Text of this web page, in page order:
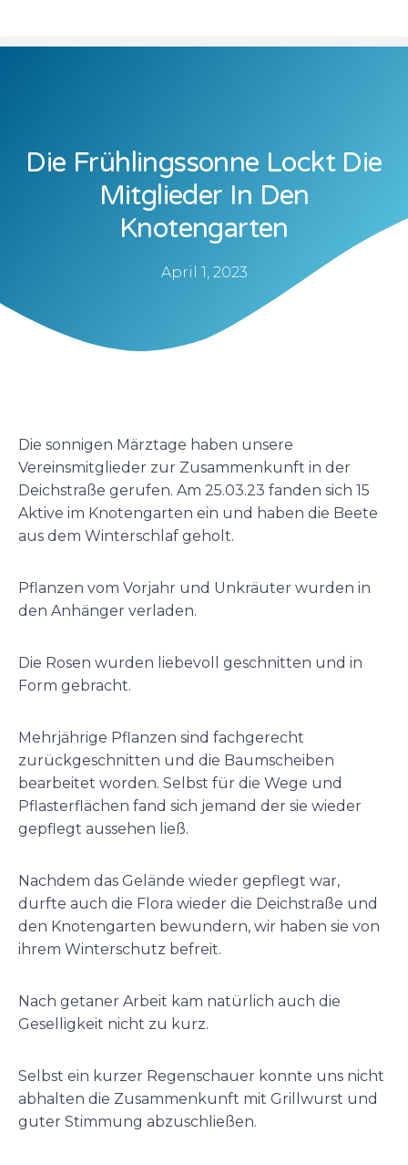
Die Frühlingssonne Lockt Die
Mitglieder In Den
Knotengarten
April 1, 2023
Die sonnigen Märztage haben unsere
Vereinsmitglieder zur Zusammenkunft in der
Deichstraße gerufen. Am 25.03.23 fanden sich 15
Aktive im Knotengarten ein und haben die Beete
aus dem Winterschlaf geholt.
Pflanzen vom Vorjahr und Unkräuter wurden in
den Anhänger verladen.
Die Rosen wurden liebevoll geschnitten und in
Form gebracht.
Mehrjährige Pflanzen sind fachgerecht
zurückgeschnitten und die Baumscheiben
bearbeitet worden. Selbst für die Wege und
Pflasterflächen fand sich jemand der sie wieder
gepflegt aussehen ließ.
Nachdem das Gelände wieder gepflegt war,
durfte auch die Flora wieder die Deichstraße und
den Knotengarten bewundern, wir haben sie von
ihrem Winterschutz befreit.
Nach getaner Arbeit kam natürlich auch die
Geselligkeit nicht zu kurz.
Selbst ein kurzer Regenschauer konnte uns nicht
abhalten die Zusammenkunft mit Grillwurst und
guter Stimmung abzuschließen.